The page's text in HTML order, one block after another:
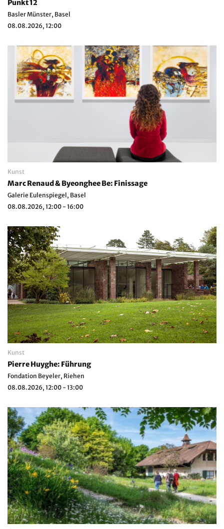
Punkt 12
Basler Münster, Basel
08.08.2026, 12:00
Kunst
Marc Renaud & Byeonghee Be: Finissage
Galerie Eulenspiegel, Basel
08.08.2026, 12:00 - 16:00
Kunst
Pierre Huyghe: Führung
Fondation Beyeler, Riehen
08.08.2026, 12:00 - 13:00